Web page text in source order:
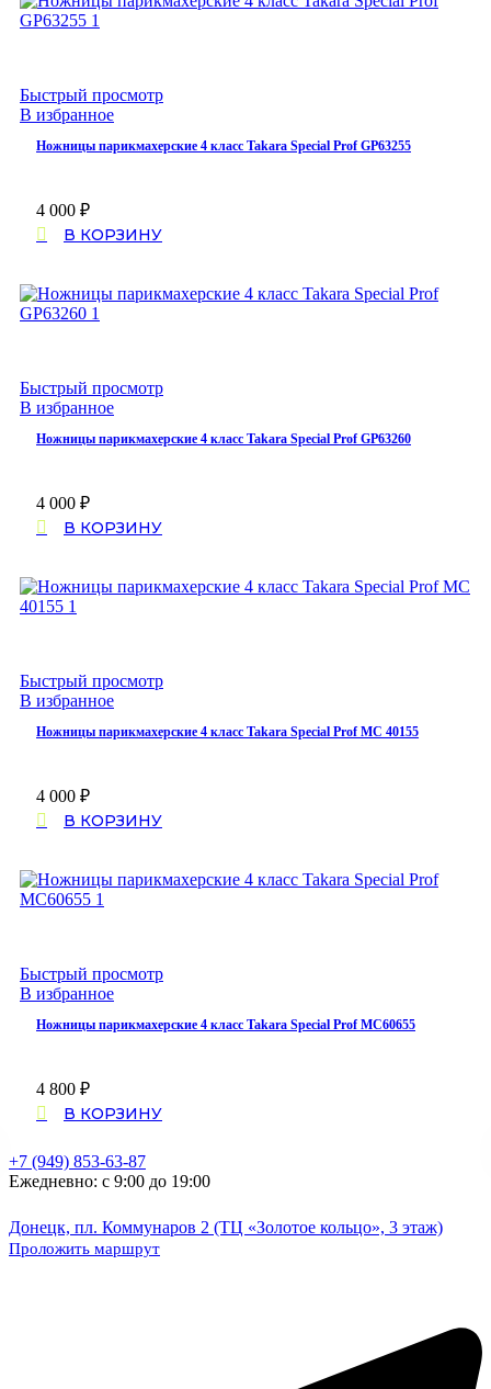
Быстрый просмотр
В избранное
Ножницы парикмахерские 4 класс Takara Special Prof GP63255
4 000 ₽
В КОРЗИНУ
Быстрый просмотр
В избранное
Ножницы парикмахерские 4 класс Takara Special Prof GP63260
4 000 ₽
В КОРЗИНУ
Быстрый просмотр
В избранное
Ножницы парикмахерские 4 класс Takara Special Prof MC 40155
4 000 ₽
В КОРЗИНУ
Быстрый просмотр
В избранное
Ножницы парикмахерские 4 класс Takara Special Prof MC60655
4 800 ₽
В КОРЗИНУ
+7 (949) 853-63-87
Ежедневно: с 9:00 до 19:00
Донецк, пл. Коммунаров 2 (ТЦ «Золотое кольцо», 3 этаж)
Проложить маршрут